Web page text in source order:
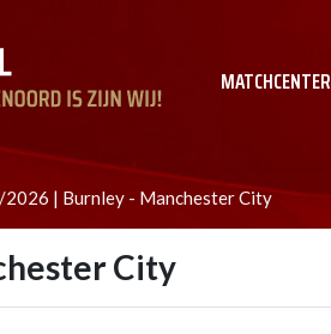
MATCHCENTER
| Burnley - Manchester City
City